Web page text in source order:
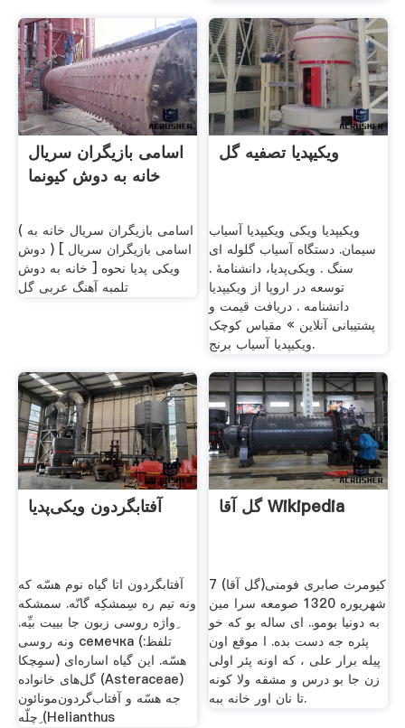
اسامی بازیگران سریال
خانه به دوش کيونما
( اسامی بازیگران سریال خانه به
دوش ) [ اسامی بازیگران سریال
خانه به دوش ] ویکی پدیا نحوه
تلمبه آهنگ عربی گل
ویکیپدیا تصفیه گل
ویکیپدیا ویکی ویکیپدیا آسیاب
سیمان. دستگاه آسیاب گلوله ای
سنگ . ویکی‌پدیا، دانشنامهٔ .
توسعه در اروپا از ویکیپدیا
دانشنامه . دریافت قیمت و
پشتیبانی آنلاین » مقیاس کوچک
ویکیپدیا آسیاب برنج.
آفتابگردون ویکی‌پدیا
آفتابگردون اتا گیاه نوم هسّه که
ونه تیم ره سِمشکِه گانّه. سمشکه
ِواژه روسی زبون جا بییت بیِّه.
ونه روسی семечка (تلفظ:
سمِِچکا) هسّه. این گیاه اساره‌ای
گل‌های خانواده (Asteraceae)
جه هسّه و آفتاب‌گردون‌مونائون
ِچلّه (Helianthus
گل آقا Wikipedia
کیومرث صابری فومنی(گل آقا) 7
شهریوره 1320 صومعه سرا مین
به دونیا بومو.. ای ساله بو که خو
پئره جه دست بده. ا موقع اون
پیله برار علی ، که اونه پئر اولی
زن جا بو درس و مشقه ولا کونه
تا نان اور خانه ببه.